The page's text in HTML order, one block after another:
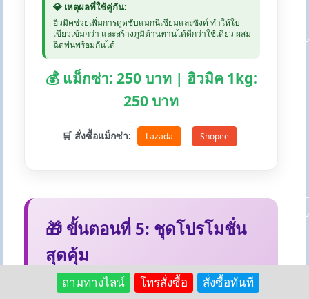
💎 เหตุผลที่ใช้คู่กัน:
ฮิวมิคช่วยเพิ่มการดูดซับแมกนีเซียมและซิงค์ ทำให้ใบ
เขียวเข้มกว่า และสร้างภูมิต้านทานได้ดีกว่าใช้เดี่ยว ผสม
ฉีดพ่นพร้อมกันได้
💰 แม็กซ่า: 250 บาท | ฮิวมิค 1kg:
250 บาท
🛒 สั่งซื้อแม็กซ่า: Lazada Shopee
🎁 ขั้นตอนที่ 5: ชุดโปรโมชั่น
สุดคุ้ม
แพ็คเกจคู่ที่ประหยัดและได้ผลดี รวมถึงสินค้า
ถามทางไลน์ โทรสั่งซื้อ สั่งซื้อทันที